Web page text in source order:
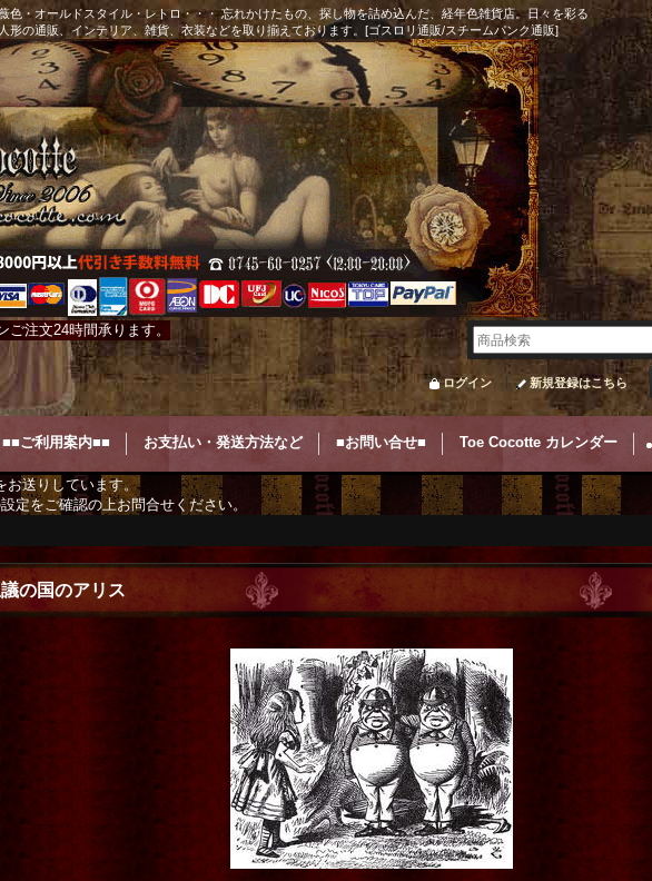
色・オールドスタイル・レトロ・・・ 忘れかけたもの、探し物を詰め込んだ、経年色雑貨店。日々を彩る
形の通販、インテリア、雑貨、衣装などを取り揃えております。[ゴスロリ通販/スチームパンク通販]
ご注文24時間承ります。
ログイン 新規登録はこちら
■■ご利用案内■■ お支払い・発送方法など ■お問い合せ■ Toe Cocotte カレンダー
お送りしています。
定をご確認の上お問合せください。
の国のアリス